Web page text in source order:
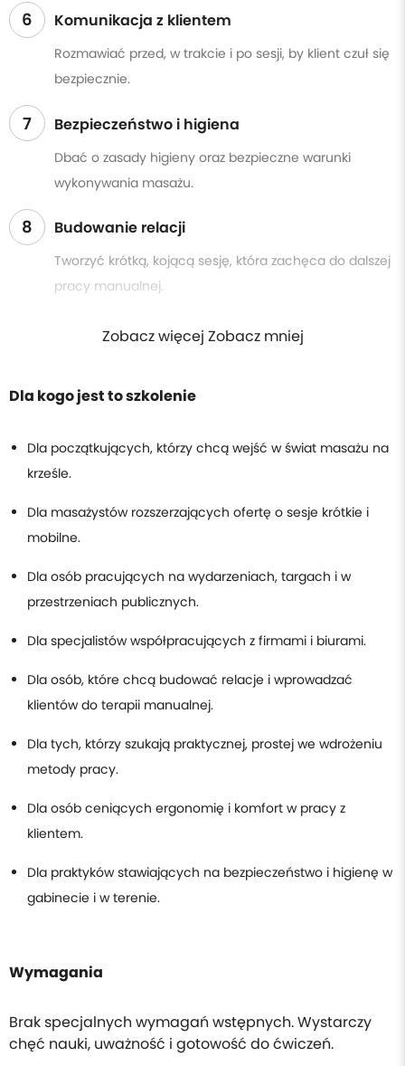
6 Komunikacja z klientem
Rozmawiać przed, w trakcie i po sesji, by klient czuł się
bezpiecznie.
7 Bezpieczeństwo i higiena
Dbać o zasady higieny oraz bezpieczne warunki
wykonywania masażu.
8 Budowanie relacji
Tworzyć krótką, kojącą sesję, która zachęca do dalszej
pracy manualnej.
Zobacz więcej Zobacz mniej
Dla kogo jest to szkolenie
Dla początkujących, którzy chcą wejść w świat masażu na
krześle.
Dla masażystów rozszerzających ofertę o sesje krótkie i
mobilne.
Dla osób pracujących na wydarzeniach, targach i w
przestrzeniach publicznych.
Dla specjalistów współpracujących z firmami i biurami.
Dla osób, które chcą budować relacje i wprowadzać
klientów do terapii manualnej.
Dla tych, którzy szukają praktycznej, prostej we wdrożeniu
metody pracy.
Dla osób ceniących ergonomię i komfort w pracy z
klientem.
Dla praktyków stawiających na bezpieczeństwo i higienę w
gabinecie i w terenie.
Wymagania
Brak specjalnych wymagań wstępnych. Wystarczy
chęć nauki, uważność i gotowość do ćwiczeń.